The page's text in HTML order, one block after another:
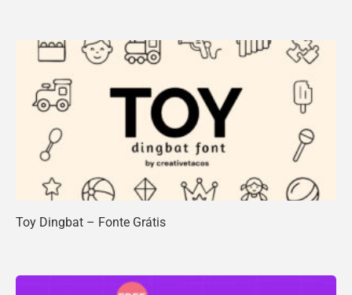
Toy Dingbat – Fonte Grátis